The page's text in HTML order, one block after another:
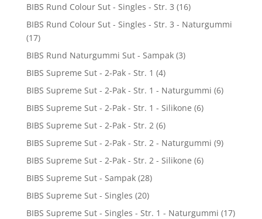
BIBS Rund Colour Sut - Singles - Str. 3 (16)
BIBS Rund Colour Sut - Singles - Str. 3 - Naturgummi
(17)
BIBS Rund Naturgummi Sut - Sampak (3)
BIBS Supreme Sut - 2-Pak - Str. 1 (4)
BIBS Supreme Sut - 2-Pak - Str. 1 - Naturgummi (6)
BIBS Supreme Sut - 2-Pak - Str. 1 - Silikone (6)
BIBS Supreme Sut - 2-Pak - Str. 2 (6)
BIBS Supreme Sut - 2-Pak - Str. 2 - Naturgummi (9)
BIBS Supreme Sut - 2-Pak - Str. 2 - Silikone (6)
BIBS Supreme Sut - Sampak (28)
BIBS Supreme Sut - Singles (20)
BIBS Supreme Sut - Singles - Str. 1 - Naturgummi (17)